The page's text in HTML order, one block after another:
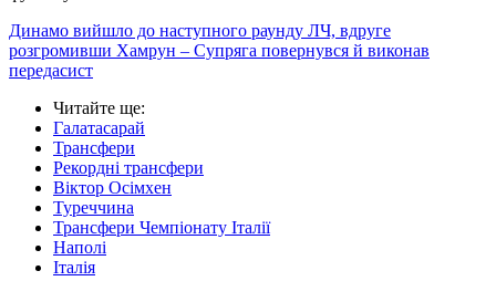
Динамо вийшло до наступного раунду ЛЧ, вдруге
розгромивши Хамрун – Супряга повернувся й виконав
передасист
Читайте ще:
Галатасарай
Трансфери
Рекордні трансфери
Віктор Осімхен
Туреччина
Трансфери Чемпіонату Італії
Наполі
Італія